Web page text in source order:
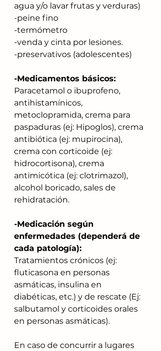
agua y/o lavar frutas y verduras)
-peine fino
-termómetro
-venda y cinta por lesiones.
-preservativos (adolescentes)
-Medicamentos básicos:
Paracetamol o ibuprofeno,
antihistamínicos,
metoclopramida, crema para
paspaduras (ej: Hipoglos), crema
antibiótica (ej: mupirocina),
crema con corticoide (ej:
hidrocortisona), crema
antimicótica (ej: clotrimazol),
alcohol boricado, sales de
rehidratación.
-Medicación según
enfermedades (dependerá de
cada patología):
Tratamientos crónicos (ej:
fluticasona en personas
asmáticas, insulina en
diabéticas, etc.) y de rescate (Ej:
salbutamol y corticoides orales
en personas asmáticas).
En caso de concurrir a lugares